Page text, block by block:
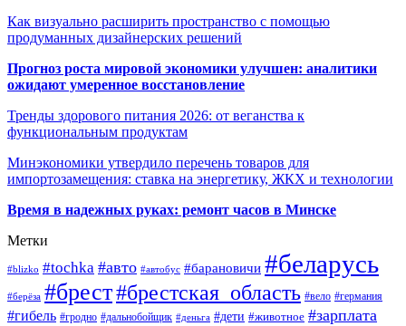
Как визуально расширить пространство с помощью
продуманных дизайнерских решений
Прогноз роста мировой экономики улучшен: аналитики
ожидают умеренное восстановление
Тренды здорового питания 2026: от веганства к
функциональным продуктам
Минэкономики утвердило перечень товаров для
импортозамещения: ставка на энергетику, ЖКХ и технологии
Время в надежных руках: ремонт часов в Минске
Метки
#blizko #tochka #авто #автобус #барановичи #беларусь
#берёза #брест#брестская_область #вело #германия
#гибель #гродно #дальнобойщик #деньга #дети #животное #зарплата